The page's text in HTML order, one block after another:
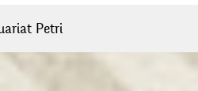
Petri